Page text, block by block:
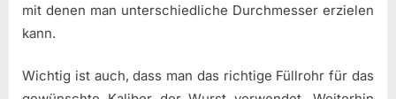
mit denen man unterschiedliche Durchmesser erzielen
kann.
Wichtig ist auch, dass man das richtige Füllrohr für das